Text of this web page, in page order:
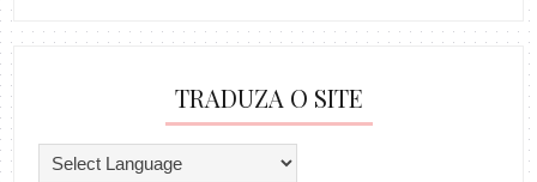
TRADUZA O SITE